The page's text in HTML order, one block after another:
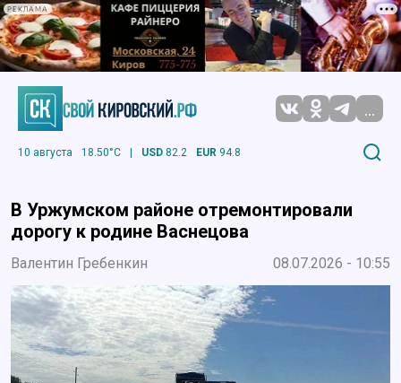
РЕКЛАМА
...
10 августа 18.50°C | USD 82.2 EUR 94.8
В Уржумском районе отремонтировали
дорогу к родине Васнецова
Валентин Гребенкин 08.07.2026 - 10:55